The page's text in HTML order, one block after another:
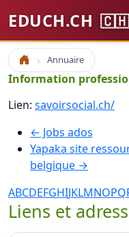
EDUCH.CH 🇨🇭
Accueil Annuaire
Information
Lien: savoirsocial.ch/
← Jobs ados
Yapaka site
belgique →
ABCDEFGHIJKLMNOPQ
Liens et